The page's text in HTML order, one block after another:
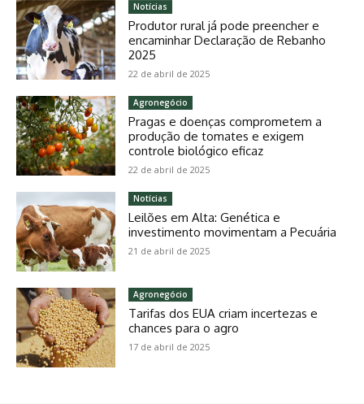
Notícias
Produtor rural já pode preencher e
encaminhar Declaração de Rebanho
2025
22 de abril de 2025
Agronegócio
Pragas e doenças comprometem a
produção de tomates e exigem
controle biológico eficaz
22 de abril de 2025
Notícias
Leilões em Alta: Genética e
investimento movimentam a Pecuária
21 de abril de 2025
Agronegócio
Tarifas dos EUA criam incertezas e
chances para o agro
17 de abril de 2025